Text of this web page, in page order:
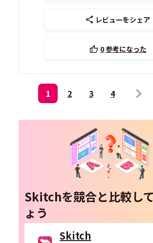
レビューをシェア
0参考になった
1 2 3 4
Skitchを競合と比較し
ょう
Skitch